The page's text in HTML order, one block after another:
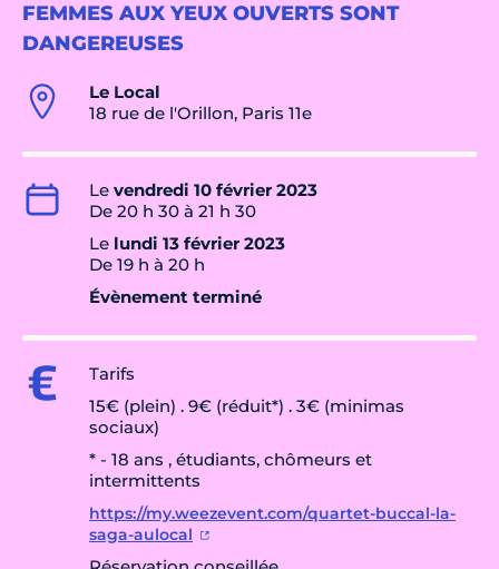
FEMMES AUX YEUX OUVERTS SONT
DANGEREUSES
Le Local
18 rue de l'Orillon, Paris 11e
Le vendredi 10 février 2023
De 20 h 30 à 21 h 30
Le lundi 13 février 2023
De 19 h à 20 h
Évènement terminé
Tarifs
15€ (plein) . 9€ (réduit*) . 3€ (minimas
sociaux)
* - 18 ans , étudiants, chômeurs et
intermittents
https://my.weezevent.com/quartet-buccal-la-
saga-aulocal